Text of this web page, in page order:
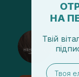
НА
Твій
email